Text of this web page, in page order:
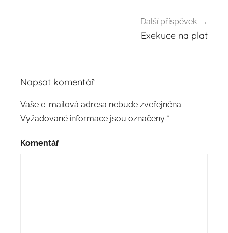
Další příspěvek
Exekuce na plat
Napsat komentář
Vaše e-mailová adresa nebude zveřejněna.
Vyžadované informace jsou označeny *
Komentář